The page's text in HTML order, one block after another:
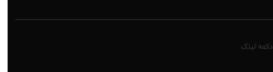
دکمه لینک